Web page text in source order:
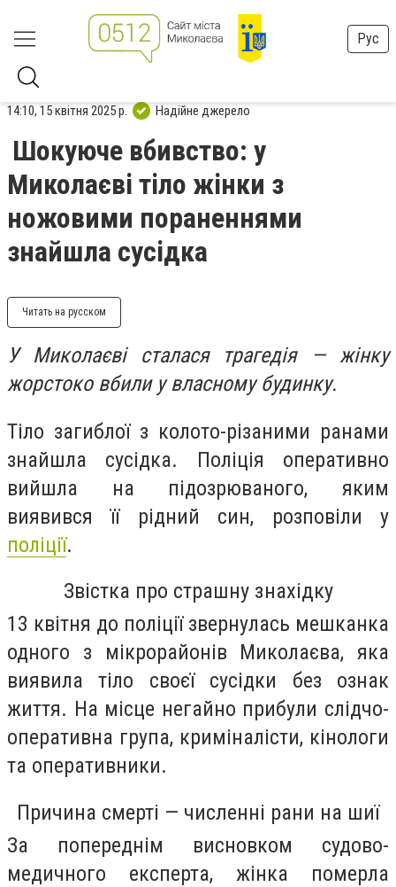
Рус
14:10, 15 квітня 2025 р. Надійне джерело
Шокуюче вбивство: у
Миколаєві тіло жінки з
ножовими пораненнями
знайшла сусідка
Читать на русском
У Миколаєві сталася трагедія — жінку
жорстоко вбили у власному будинку.
Тіло загиблої з колото-різаними ранами
знайшла сусідка. Поліція оперативно
вийшла на підозрюваного, яким
виявився її рідний син, розповіли у
поліції.
Звістка про страшну знахідку
13 квітня до поліції звернулась мешканка
одного з мікрорайонів Миколаєва, яка
виявила тіло своєї сусідки без ознак
життя. На місце негайно прибули слідчо-
оперативна група, криміналісти, кінологи
та оперативники.
Причина смерті — численні рани на шиї
За попереднім висновком судово-
медичного експерта, жінка померла